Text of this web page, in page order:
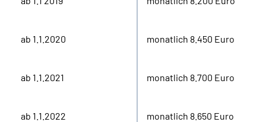
ab 1.1.2020 monatlich 8.450 Euro
ab 1.1.2021 monatlich 8.700 Euro
ab 1.1.2022 monatlich 8.650 Euro